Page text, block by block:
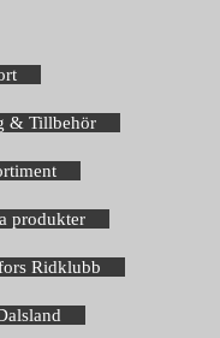
& Tillbehör
produkter
Ridklubb